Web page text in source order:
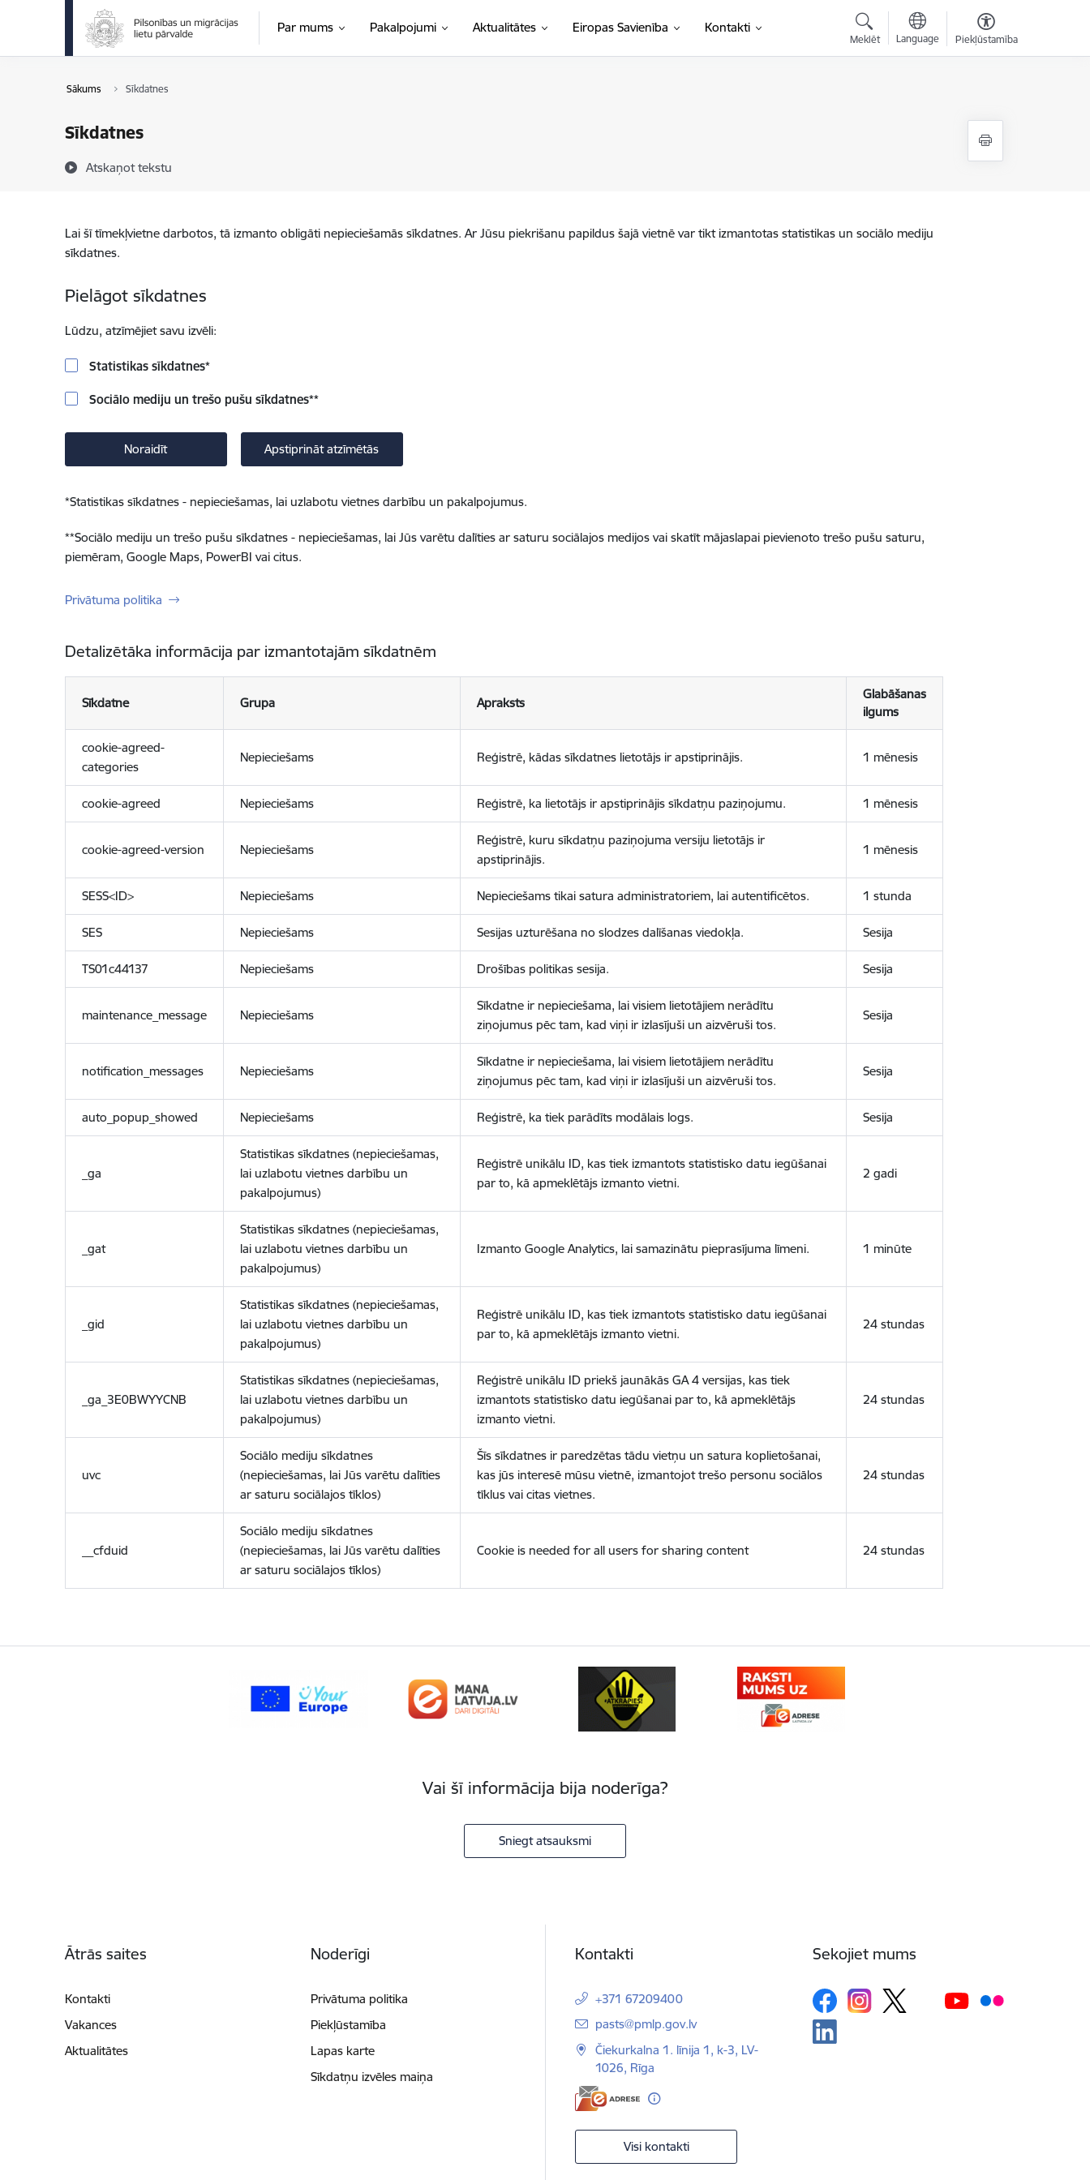
Pāriet uz lapas saturu
Par mums Pakalpojumi Aktualitātes Eiropas Savienība Kontakti
Meklēt Language Piekļūstamība
Sākums Sīkdatnes
Sīkdatnes
Atskaņot tekstu
Lai šī tīmekļvietne darbotos, tā izmanto obligāti nepieciešamās sīkdatnes. Ar Jūsu piekrišanu papildus šajā vietnē var tikt izmantotas statistikas un sociālo mediju
sīkdatnes.
Pielāgot sīkdatnes
Lūdzu, atzīmējiet savu izvēli:
Statistikas sīkdatnes*
Sociālo mediju un trešo pušu sīkdatnes**
Noraidīt Apstiprināt atzīmētās
*Statistikas sīkdatnes - nepieciešamas, lai uzlabotu vietnes darbību un pakalpojumus.
**Sociālo mediju un trešo pušu sīkdatnes - nepieciešamas, lai Jūs varētu dalīties ar saturu sociālajos medijos vai skatīt mājaslapai pievienoto trešo pušu saturu,
piemēram, Google Maps, PowerBI vai citus.
Privātuma politika
Detalizētāka informācija par izmantotajām sīkdatnēm
Sīkdatne Grupa Apraksts
Glabāšanas
ilgums
cookie-agreed-
categories
Nepieciešams Reģistrē, kādas sīkdatnes lietotājs ir apstiprinājis. 1 mēnesis
cookie-agreed Nepieciešams Reģistrē, ka lietotājs ir apstiprinājis sīkdatņu paziņojumu. 1 mēnesis
cookie-agreed-version Nepieciešams
Reģistrē, kuru sīkdatņu paziņojuma versiju lietotājs ir
apstiprinājis.
1 mēnesis
SESS<ID> Nepieciešams Nepieciešams tikai satura administratoriem, lai autentificētos. 1 stunda
SES Nepieciešams Sesijas uzturēšana no slodzes dalīšanas viedokļa. Sesija
TS01c44137 Nepieciešams Drošības politikas sesija. Sesija
maintenance_message Nepieciešams
Sīkdatne ir nepieciešama, lai visiem lietotājiem nerādītu
ziņojumus pēc tam, kad viņi ir izlasījuši un aizvēruši tos.
Sesija
notification_messages Nepieciešams
Sīkdatne ir nepieciešama, lai visiem lietotājiem nerādītu
ziņojumus pēc tam, kad viņi ir izlasījuši un aizvēruši tos.
Sesija
auto_popup_showed Nepieciešams Reģistrē, ka tiek parādīts modālais logs. Sesija
_ga
Statistikas sīkdatnes (nepieciešamas,
lai uzlabotu vietnes darbību un
pakalpojumus)
Reģistrē unikālu ID, kas tiek izmantots statistisko datu iegūšanai
par to, kā apmeklētājs izmanto vietni.
2 gadi
_gat
Statistikas sīkdatnes (nepieciešamas,
lai uzlabotu vietnes darbību un
pakalpojumus)
Izmanto Google Analytics, lai samazinātu pieprasījuma līmeni. 1 minūte
_gid
Statistikas sīkdatnes (nepieciešamas,
lai uzlabotu vietnes darbību un
pakalpojumus)
Reģistrē unikālu ID, kas tiek izmantots statistisko datu iegūšanai
par to, kā apmeklētājs izmanto vietni.
24 stundas
_ga_3E0BWYYCNB
Statistikas sīkdatnes (nepieciešamas,
lai uzlabotu vietnes darbību un
pakalpojumus)
Reģistrē unikālu ID priekš jaunākās GA 4 versijas, kas tiek
izmantots statistisko datu iegūšanai par to, kā apmeklētājs
izmanto vietni.
24 stundas
uvc
Sociālo mediju sīkdatnes
(nepieciešamas, lai Jūs varētu dalīties
ar saturu sociālajos tīklos)
Šīs sīkdatnes ir paredzētas tādu vietņu un satura koplietošanai,
kas jūs interesē mūsu vietnē, izmantojot trešo personu sociālos
tīklus vai citas vietnes.
24 stundas
__cfduid
Sociālo mediju sīkdatnes
(nepieciešamas, lai Jūs varētu dalīties
ar saturu sociālajos tīklos)
Cookie is needed for all users for sharing content 24 stundas
Vai šī informācija bija noderīga?
Sniegt atsauksmi
Ātrās saites
Kontakti
Vakances
Aktualitātes
Noderīgi
Privātuma politika
Piekļūstamība
Lapas karte
Sīkdatņu izvēles maiņa
Kontakti
+371 67209400
E-pasts:
pasts@pmlp.gov.lv
Čiekurkalna 1. līnija 1, k-3, LV-
1026, Rīga
Visi kontakti
Sekojiet mums